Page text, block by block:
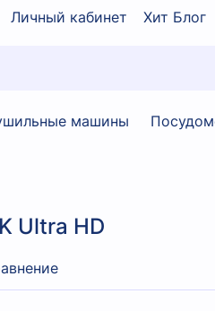
Личный кабинет Хит Блог
машины
Ultra HD